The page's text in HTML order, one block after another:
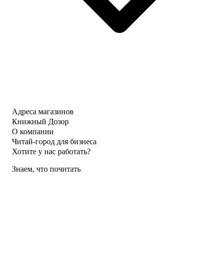
Адреса магазинов
Книжный Дозор
О компании
Читай-город для бизнеса
Хотите у нас работать?
Знаем, что почитать